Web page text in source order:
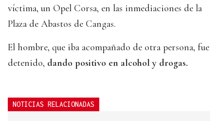
víctima, un Opel Corsa, en las inmediaciones de la
Plaza de Abastos de Cangas.
El hombre, que iba acompañado de otra persona, fue
detenido, dando positivo en alcohol y drogas.
NOTICIAS RELACIONADAS